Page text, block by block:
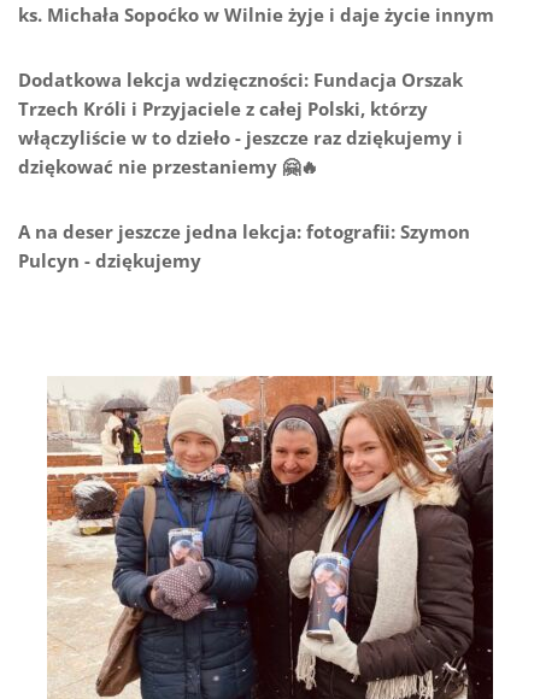
ks. Michała Sopoćko w Wilnie żyje i daje życie innym
Dodatkowa lekcja wdzięczności: Fundacja Orszak
Trzech Króli i Przyjaciele z całej Polski, którzy
włączyliście w to dzieło - jeszcze raz dziękujemy i
dziękować nie przestaniemy 🤗🔥
A na deser jeszcze jedna lekcja: fotografii: Szymon
Pulcyn - dziękujemy